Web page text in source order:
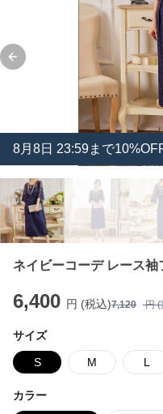
Previous slide
8月 8日 23:59まで
ネイビーコーデ レース袖
6,400 円 (税込)7,120 円 (
サイズ
S M L
カラー